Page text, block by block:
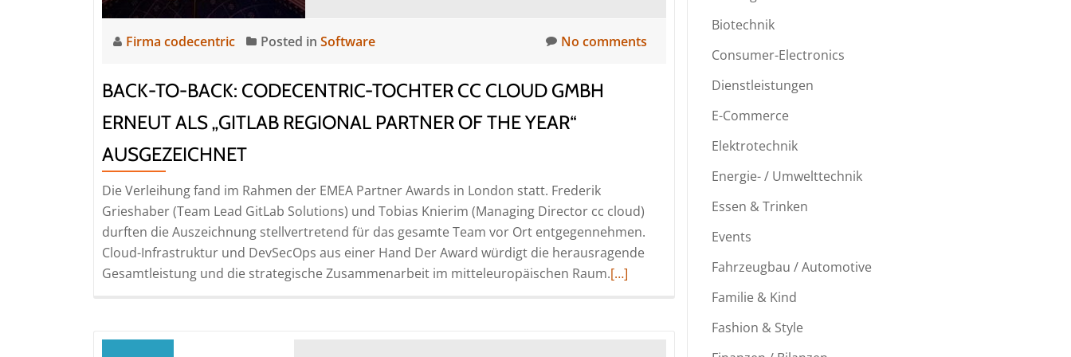
Firma codecentric Posted in Software No comments
BACK-TO-BACK: CODECENTRIC-TOCHTER CC CLOUD GMBH
ERNEUT ALS „GITLAB REGIONAL PARTNER OF THE YEAR“
AUSGEZEICHNET
Die Verleihung fand im Rahmen der EMEA Partner Awards in London statt. Frederik
Grieshaber (Team Lead GitLab Solutions) und Tobias Knierim (Managing Director cc cloud)
durften die Auszeichnung stellvertretend für das gesamte Team vor Ort entgegennehmen.
Cloud-Infrastruktur und DevSecOps aus einer Hand Der Award würdigt die herausragende
Gesamtleistung und die strategische Zusammenarbeit im mitteleuropäischen Raum.Read
[…]
Biotechnik
Consumer-Electronics
Dienstleistungen
E-Commerce
Elektrotechnik
Energie- / Umwelttechnik
Essen & Trinken
Events
Fahrzeugbau / Automotive
Familie & Kind
Fashion & Style